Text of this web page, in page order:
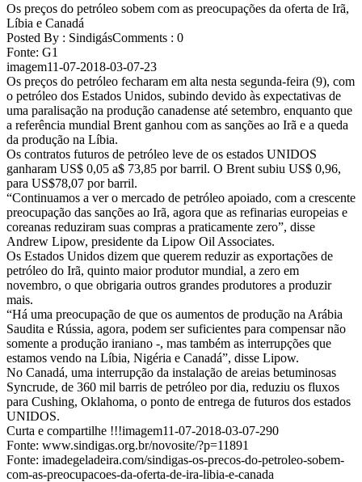
Os preços do petróleo sobem com as preocupações da oferta de Irã,
Líbia e Canadá
Posted By : SindigásComments : 0
Fonte: G1
imagem11-07-2018-03-07-23
Os preços do petróleo fecharam em alta nesta segunda-feira (9), com
o petróleo dos Estados Unidos, subindo devido às expectativas de
uma paralisação na produção canadense até setembro, enquanto que
a referência mundial Brent ganhou com as sanções ao Irã e a queda
da produção na Líbia.
Os contratos futuros de petróleo leve de os estados UNIDOS
ganharam US$ 0,05 a$ 73,85 por barril. O Brent subiu US$ 0,96,
para US$78,07 por barril.
“Continuamos a ver o mercado de petróleo apoiado, com a crescente
preocupação das sanções ao Irã, agora que as refinarias europeias e
coreanas reduziram suas compras a praticamente zero”, disse
Andrew Lipow, presidente da Lipow Oil Associates.
Os Estados Unidos dizem que querem reduzir as exportações de
petróleo do Irã, quinto maior produtor mundial, a zero em
novembro, o que obrigaria outros grandes produtores a produzir
mais.
“Há uma preocupação de que os aumentos de produção na Arábia
Saudita e Rússia, agora, podem ser suficientes para compensar não
somente a produção iraniano -, mas também as interrupções que
estamos vendo na Líbia, Nigéria e Canadá”, disse Lipow.
No Canadá, uma interrupção da instalação de areias betuminosas
Syncrude, de 360 mil barris de petróleo por dia, reduziu os fluxos
para Cushing, Oklahoma, o ponto de entrega de futuros dos estados
UNIDOS.
Curta e compartilhe !!!imagem11-07-2018-03-07-290
Fonte: www.sindigas.org.br/novosite/?p=11891
Fonte: imadegeladeira.com/sindigas-os-precos-do-petroleo-sobem-
com-as-preocupacoes-da-oferta-de-ira-libia-e-canada